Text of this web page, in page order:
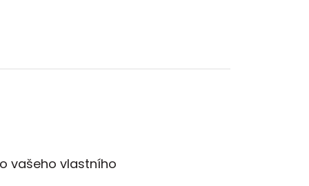
vašeho vlastního